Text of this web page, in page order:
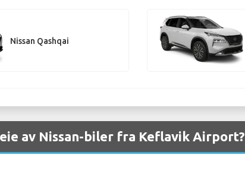
Nissan Qashqai
av Nissan-biler fra Keflavik Airport?